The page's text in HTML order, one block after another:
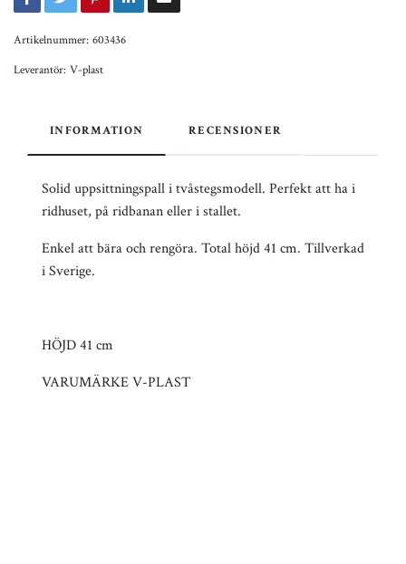
Artikelnummer: 603436
Leverantör: V-plast
INFORMATION RECENSIONER
Solid uppsittningspall i tvåstegsmodell. Perfekt att ha i
ridhuset, på ridbanan eller i stallet.
Enkel att bära och rengöra. Total höjd 41 cm. Tillverkad
i Sverige.
HÖJD 41 cm
VARUMÄRKE V-PLAST